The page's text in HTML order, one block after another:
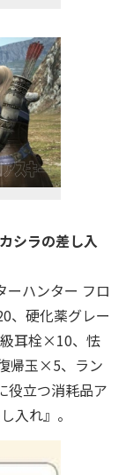
シラの差し入
ハンター フロ
、硬化薬グレー
耳栓×10、怯
帰玉×5、ラン
役立つ消耗品ア
入れ』。